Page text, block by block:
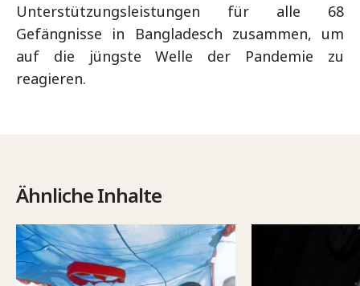
Unterstützungsleistungen für alle 68
Gefängnisse in Bangladesch zusammen, um
auf die jüngste Welle der Pandemie zu
reagieren.
Ähnliche Inhalte